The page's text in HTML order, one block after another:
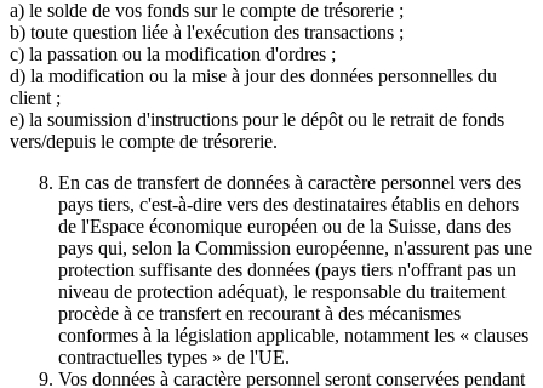
a) le solde de vos fonds sur le compte de trésorerie ;
b) toute question liée à l'exécution des transactions ;
c) la passation ou la modification d'ordres ;
d) la modification ou la mise à jour des données personnelles du
client ;
e) la soumission d'instructions pour le dépôt ou le retrait de fonds
vers/depuis le compte de trésorerie.
En cas de transfert de données à caractère personnel vers des
pays tiers, c'est-à-dire vers des destinataires établis en dehors
de l'Espace économique européen ou de la Suisse, dans des
pays qui, selon la Commission européenne, n'assurent pas une
protection suffisante des données (pays tiers n'offrant pas un
niveau de protection adéquat), le responsable du traitement
procède à ce transfert en recourant à des mécanismes
conformes à la législation applicable, notamment les « clauses
contractuelles types » de l'UE.
Vos données à caractère personnel seront conservées pendant